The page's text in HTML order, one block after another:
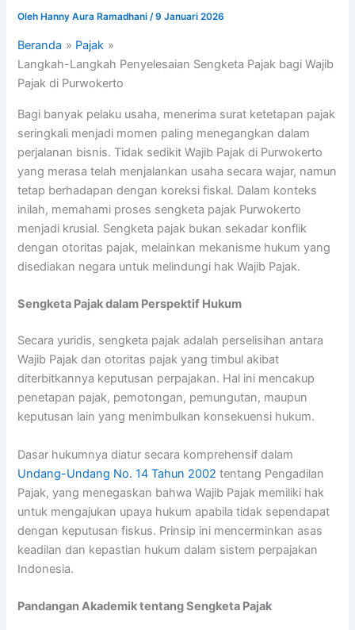
Oleh Hanny Aura Ramadhani/9 Januari 2026
Beranda
Pajak
Langkah-Langkah Penyelesaian Sengketa Pajak bagi Wajib
Pajak di Purwokerto
Bagi banyak pelaku usaha, menerima surat ketetapan pajak
seringkali menjadi momen paling menegangkan dalam
perjalanan bisnis. Tidak sedikit Wajib Pajak di Purwokerto
yang merasa telah menjalankan usaha secara wajar, namun
tetap berhadapan dengan koreksi fiskal. Dalam konteks
inilah, memahami proses sengketa pajak Purwokerto
menjadi krusial. Sengketa pajak bukan sekadar konflik
dengan otoritas pajak, melainkan mekanisme hukum yang
disediakan negara untuk melindungi hak Wajib Pajak.
Sengketa Pajak dalam Perspektif Hukum
Secara yuridis, sengketa pajak adalah perselisihan antara
Wajib Pajak dan otoritas pajak yang timbul akibat
diterbitkannya keputusan perpajakan. Hal ini mencakup
penetapan pajak, pemotongan, pemungutan, maupun
keputusan lain yang menimbulkan konsekuensi hukum.
Dasar hukumnya diatur secara komprehensif dalam
Undang-Undang No. 14 Tahun 2002 tentang Pengadilan
Pajak, yang menegaskan bahwa Wajib Pajak memiliki hak
untuk mengajukan upaya hukum apabila tidak sependapat
dengan keputusan fiskus. Prinsip ini mencerminkan asas
keadilan dan kepastian hukum dalam sistem perpajakan
Indonesia.
Pandangan Akademik tentang Sengketa Pajak